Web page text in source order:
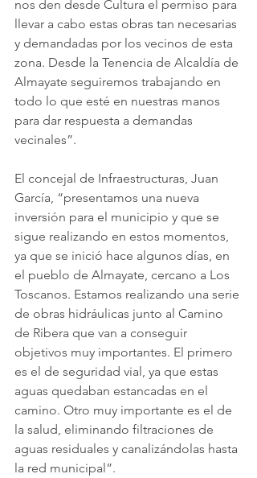
nos den desde Cultura el permiso para
llevar a cabo estas obras tan necesarias
y demandadas por los vecinos de esta
zona. Desde la Tenencia de Alcaldía de
Almayate seguiremos trabajando en
todo lo que esté en nuestras manos
para dar respuesta a demandas
vecinales”.
El concejal de Infraestructuras, Juan
García, “presentamos una nueva
inversión para el municipio y que se
sigue realizando en estos momentos,
ya que se inició hace algunos días, en
el pueblo de Almayate, cercano a Los
Toscanos. Estamos realizando una serie
de obras hidráulicas junto al Camino
de Ribera que van a conseguir
objetivos muy importantes. El primero
es el de seguridad vial, ya que estas
aguas quedaban estancadas en el
camino. Otro muy importante es el de
la salud, eliminando filtraciones de
aguas residuales y canalizándolas hasta
la red municipal”.